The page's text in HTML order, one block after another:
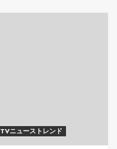
TVニューストレンド